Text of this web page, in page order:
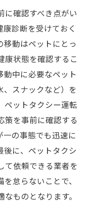
に確認すべき点がい
診断を受けておく
移動はペットにとっ
康状態を確認するこ
動中に必要なペット
、スナックなど）を
ペットタクシー運転
策を事前に確認する
一の事態でも迅速に
後に、ペットタクシ
て依頼できる業者を
怠らないことで、
ものとなります。